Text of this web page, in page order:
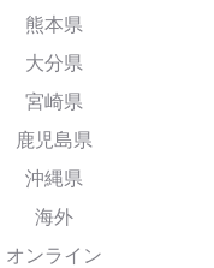
熊本県
大分県
宮崎県
鹿児島県
沖縄県
海外
オンライン